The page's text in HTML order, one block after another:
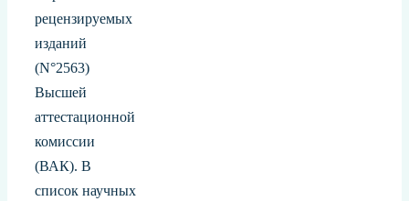
рецензируемых
изданий
(N°2563)
Высшей
аттестационной
комиссии
(ВАК). В
список научных